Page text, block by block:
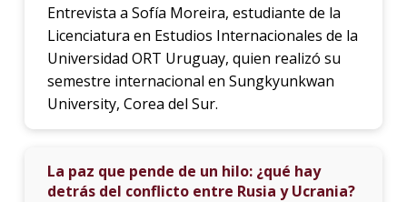
Entrevista a Sofía Moreira, estudiante de la
Licenciatura en Estudios Internacionales de la
Universidad ORT Uruguay, quien realizó su
semestre internacional en Sungkyunkwan
University, Corea del Sur.
La paz que pende de un hilo: ¿qué hay
detrás del conflicto entre Rusia y Ucrania?